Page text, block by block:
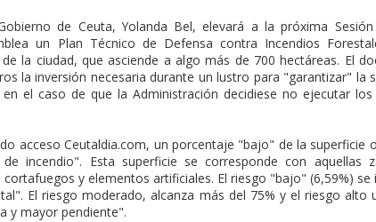
de Ceuta, Yolanda Bel, elevará a la próxima Sesión
un Plan Técnico de Defensa contra Incendios
la ciudad, que asciende a algo más de 700 hectáreas. El
la inversión necesaria durante un lustro para "garantizar" la
el caso de que la Administración decidiese no ejecutar
acceso Ceutaldia.com, un porcentaje "bajo" de la superficie
incendio". Esta superficie se corresponde con aquellas
y elementos artificiales. El riesgo "bajo" (6,59%) se
El riesgo moderado, alcanza más del 75% y el riesgo alto
y mayor pendiente".